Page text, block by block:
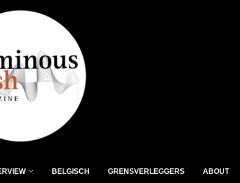
BELGISCH GRENSVERLEGGERS ABOUT